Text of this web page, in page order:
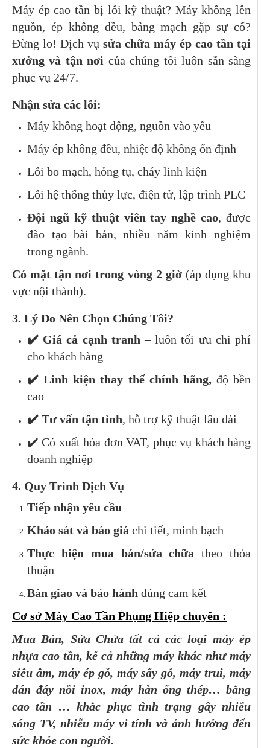
Máy ép cao tần bị lỗi kỹ thuật? Máy không lên
nguồn, ép không đều, bảng mạch gặp sự cố?
Đừng lo! Dịch vụ sửa chữa máy ép cao tần tại
xưởng và tận nơi của chúng tôi luôn sẵn sàng
phục vụ 24/7.
Nhận sửa các lỗi:
Máy không hoạt động, nguồn vào yếu
Máy ép không đều, nhiệt độ không ổn định
Lỗi bo mạch, hỏng tụ, cháy linh kiện
Lỗi hệ thống thủy lực, điện tử, lập trình PLC
Đội ngũ kỹ thuật viên tay nghề cao, được
đào tạo bài bản, nhiều năm kinh nghiệm
trong ngành.
Có mặt tận nơi trong vòng 2 giờ(áp dụng khu
vực nội thành).
3. Lý Do Nên Chọn Chúng Tôi?
✔️ Giá cả cạnh tranh – luôn tối ưu chi phí
cho khách hàng
✔️Linh kiện thay thế chính hãng,độ bền
cao
✔️ Tư vấn tận tình, hỗ trợ kỹ thuật lâu dài
✔️ Có xuất hóa đơn VAT, phục vụ khách hàng
doanh nghiệp
4. Quy Trình Dịch Vụ
Tiếp nhận yêu cầu
Khảo sát và báo giá chi tiết, minh bạch
Thực hiện mua bán/sửa chữa theo thỏa
thuận
Bàn giao và bảo hành đúng cam kết
Cơ sở Máy Cao Tần Phụng Hiệp chuyên :
Mua Bán, Sửa Chửa tất cả các loại máy ép
nhựa cao tần, kể cả những máy khác như máy
siêu âm, máy ép gỗ, máy sấy gỗ, máy trui, máy
dán đáy nồi inox, máy hàn ống thép… bằng
cao tần … khắc phục tình trạng gây nhiễu
sóng TV, nhiễu máy vi tính và ảnh hưởng đến
sức khỏe con người.